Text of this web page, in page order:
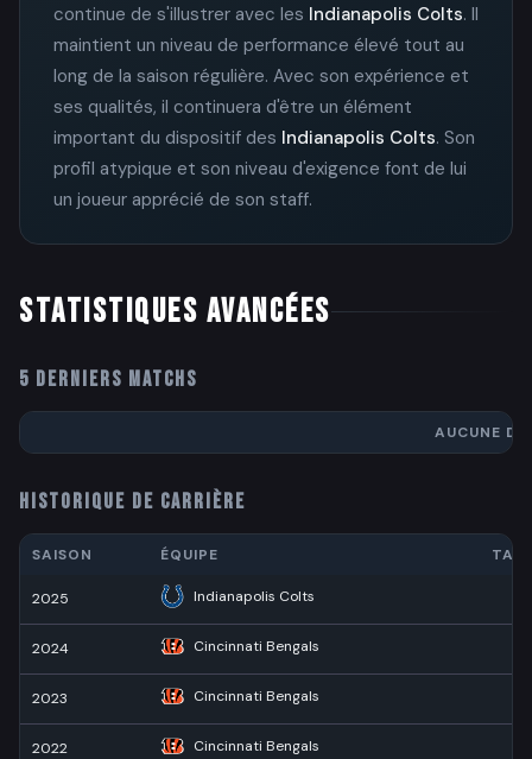
continue de s'illustrer avec les Indianapolis Colts. Il
maintient un niveau de performance élevé tout au
long de la saison régulière. Avec son expérience et
ses qualités, il continuera d'être un élément
important du dispositif des Indianapolis Colts. Son
profil atypique et son niveau d'exigence font de lui
un joueur apprécié de son staff.
STATISTIQUES AVANCÉES
5 DERNIERS MATCHS
AUCUNE
HISTORIQUE DE CARRIÈRE
SAISON ÉQUIPE
2025 Indianapolis Colts
2024 Cincinnati Bengals
2023 Cincinnati Bengals
2022 Cincinnati Bengals